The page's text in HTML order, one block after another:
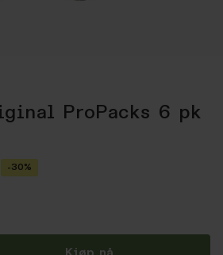
ProPacks 6 pk
-30%